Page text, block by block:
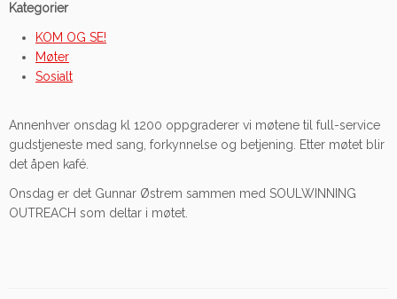
Kategorier
KOM OG SE!
Møter
Sosialt
Annenhver onsdag kl 1200 oppgraderer vi møtene til full-service
gudstjeneste med sang, forkynnelse og betjening. Etter møtet blir
det åpen kafé.
Onsdag er det Gunnar Østrem sammen med SOULWINNING
OUTREACH som deltar i møtet.